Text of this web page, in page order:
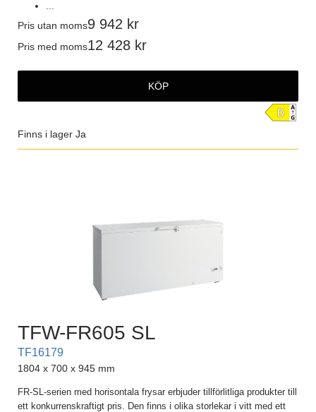
...
Pris utan moms9 942
Pris med moms12 428
KÖP
Finns i lager Ja
TFW-FR605 SL
TF16179
1804 x 700 x 945 mm
FR-SL-serien med horisontala frysar erbjuder tillförlitliga produkter till
ett konkurrenskraftigt pris. Den finns i olika storlekar i vitt med ett